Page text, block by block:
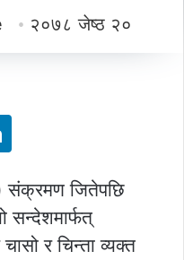
२०७८ जेष्ठ २०
संक्रमण जितेपछि
सन्देशमार्फत्
र चिन्ता व्यक्त